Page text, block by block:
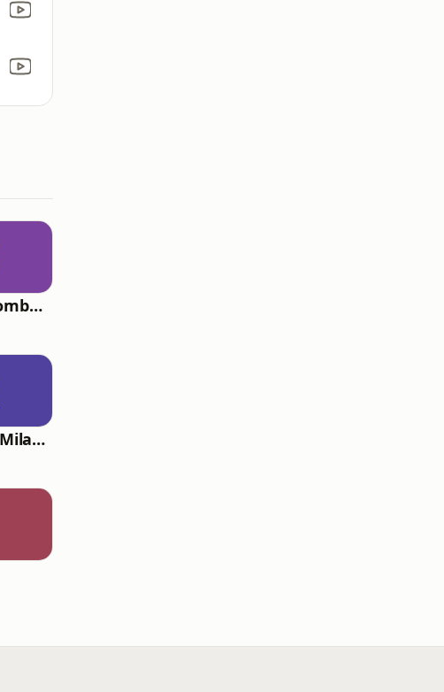
Radio Sound Lombardia
Radio Roberto Milano